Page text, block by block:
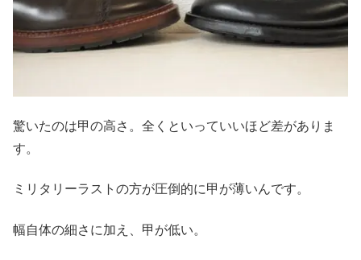
驚いたのは甲の高さ。全くといっていいほど差がありま
す。
ミリタリーラストの方が圧倒的に甲が薄いんです。
幅自体の細さに加え、甲が低い。